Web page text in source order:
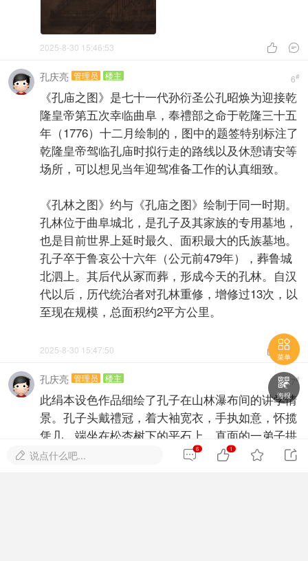
 
2025-8-30 15:46:53
6#
孔庆亮 管理员 楼主
《孔庙之图》是七十一代孙衍圣公孔昭焕为迎接乾
隆皇帝第五次幸临曲阜，奉禮部之命于乾隆三十五
年（1776）十二月绘制的，图中的题签特别标注了
乾隆皇帝驾临孔庙时拟行走的路线以及休憩请安等
场所，可以想见当年迎驾准备工作的认真细致。
《孔林之图》约与《孔庙之图》绘制于同一时期。
孔林位于曲阜城北，是孔子及其家族的专用墓地，
也是目前世界上延时最久、面积最大的氏族墓地。
孔子卒于鲁哀公十六年（公元前479年），葬鲁城
北泗上。其后代从冢而葬，形成今天的孔林。自汉
代以后，历代统治者对孔林重修，增修过13次，以
至现在规模，总面积约2平方公里。
 
2025-8-30 15:47:50
7#
孔庆亮 管理员 楼主
此绢本设色作品细绘了孔子在山林瀑布间的讲学情
景。孔子头戴禮冠，着大袖宽衣，手执如意，怀揽
凭几，端坐在松杏树下的平石上。直面的一弟子拱
手，恭敬聆听；其左侧则有三弟子侍立，身姿各

菜单

海报
 说点什么吧... 6 1  